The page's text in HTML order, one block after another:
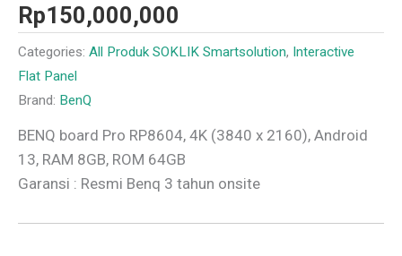
Rp150,000,000
Categories: All Produk SOKLIK Smartsolution, Interactive
Flat Panel
Brand: BenQ
BENQ board Pro RP8604, 4K (3840 x 2160), Android
13, RAM 8GB, ROM 64GB
Garansi : Resmi Benq 3 tahun onsite